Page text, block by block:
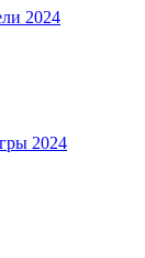
2024
2024